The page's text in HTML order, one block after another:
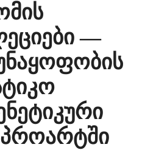
—